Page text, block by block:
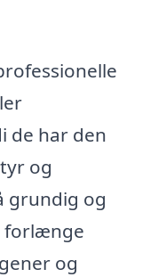
de har den
og
grundig og
forlænge
og